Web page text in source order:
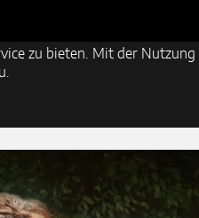
zu bieten. Mit der Nutzung